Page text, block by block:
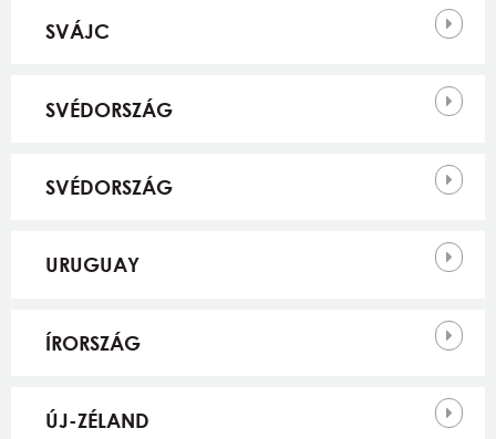
SVÁJC
SVÉDORSZÁG
SVÉDORSZÁG
URUGUAY
ÍRORSZÁG
ÚJ-ZÉLAND